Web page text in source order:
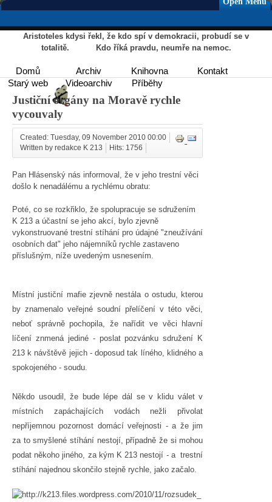
Aristoteles kdysi řekl, že kdo spí v demokracii, probudí se v
totalitě. Kdo říká pravdu, neumře na nemoc.
Domů Archiv Knihovna
Kontakt
Starý web
Videoarchiv Příběhy
Justiční orgány na Moravě rychle
vycouvaly
Created: Tuesday, 09 November 2010 00:00
Written by redakce K 213
Hits: 1756
Pan Hlásenský nás informoval, že v jeho trestní věci
došlo k nenadálému a rychlému obratu:
Poté, co se rozkřiklo, že spolupracuje se sdružením
K 213 a účastní se jeho akcí, bylo zjevně
vykonstruované trestní stíhání pro údajné "zneužívání
osobních dat" jeho nájemníků rychle zastaveno
příslušným, níže uvedeným usnesením.
Místní justiční mafie zjevně nestála o ostudu, kterou
by znamenalo veřejné soudní přelíčení v této věci,
neboť správně pochopila, že nařídit ve věci hlavní
líčení znmená jediné - poslat pozvánku sdružení K
213 k návštěvě jejich - doposud tak líného, klidného a
spokojeného - soudu.
Někdo usoudil, že bude lépe dál se v klidu válet v
místních zapáchajících vodách nežli přivolat
nepříjemnou pozornost domácí veřejnosti - a že jim
za to smyšlené stíhání nestojí, případně že si mohou
podat někoho jiného, za kým K 213 nestojí - a trestní
stíhání najednou skončilo stejně rychle, jako začalo.